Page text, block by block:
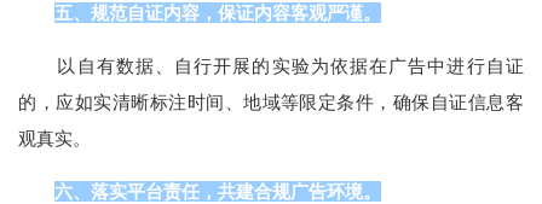
五、规范自证内容，保证内容客观严谨。
以自有数据、自行开展的实验为依据在广告中进行自证
的，应如实清晰标注时间、地域等限定条件，确保自证信息客
观真实。
六、落实平台责任，共建合规广告环境。